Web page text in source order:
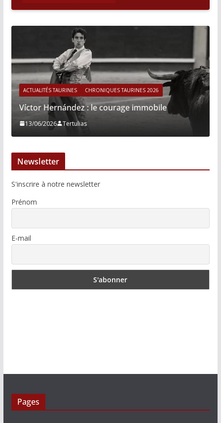
ACTUALITÉS TAURINES CHRONIQUES TAURINES 2026
Víctor Hernández : le courage immobile
13/06/2026 Tertulias
Newsletter
S'inscrire à notre newsletter
Prénom
E-mail
Pages